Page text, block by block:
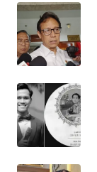
WAHANA
DESA
WISATA
LAPAK
WAHANA
Wahana
Network